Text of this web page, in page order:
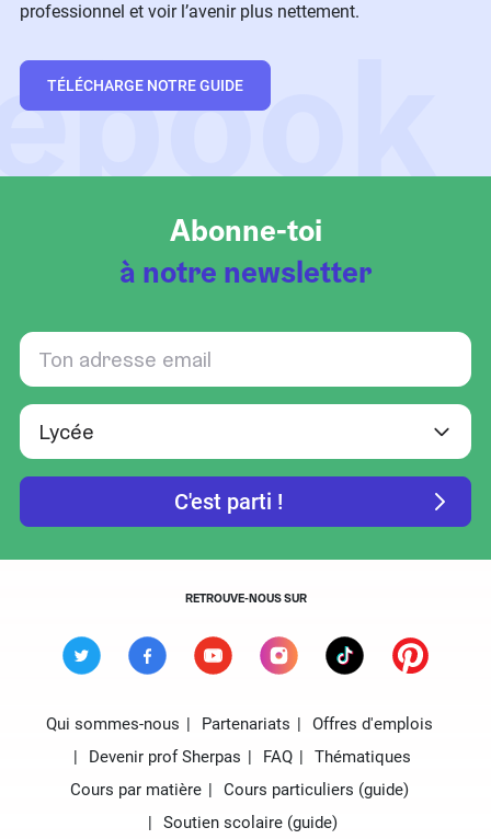
professionnel et voir l’avenir plus nettement.
TÉLÉCHARGE NOTRE GUIDE
Abonne-toi
à notre newsletter
RETROUVE-NOUS SUR
Qui sommes-nous Partenariats
Offres d'emplois
Devenir prof Sherpas
FAQ
Thématiques
Cours par matière
Cours particuliers (guide)
Soutien scolaire (guide)